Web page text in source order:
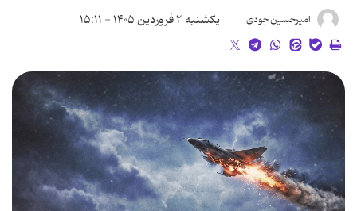
امیرحسین جودی یکشنبه ۲ فروردین ۱۴۰۵ - ۱۵:۱۱